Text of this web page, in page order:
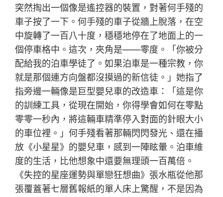
突然掏出一個像是遙控器的裝置，對著何手殘的
車子按了一下。何手殘的車子從牆上脫落，在空
中旋轉了一百八十度，穩穩地停在了地面上的一
個停車格中。這次，夾角是——零度。「你被分
配給我的泊車學徒了。如果泊車是一種宗教，你
就是那個連方向盤都沒摸過的新信徒。」她指了
指旁邊一輛像是巨型嬰兒車的改造車：「這是你
的訓練工具，從現在開始，你得學會如何在零點
零零一秒內，將這輛車精準停入對面的針眼大小
的車位裡。」何手殘看著那輛閃閃發光、還在播
放《小星星》的嬰兒車，感到一陣眩暈。泊車維
度的生活，比他想象中還要無理頭一百萬倍。
《失控的星座運勢與單戀狂想曲》張水瓶從他那
張覆蓋著七層舊報紙的單人床上驚醒，不是因為